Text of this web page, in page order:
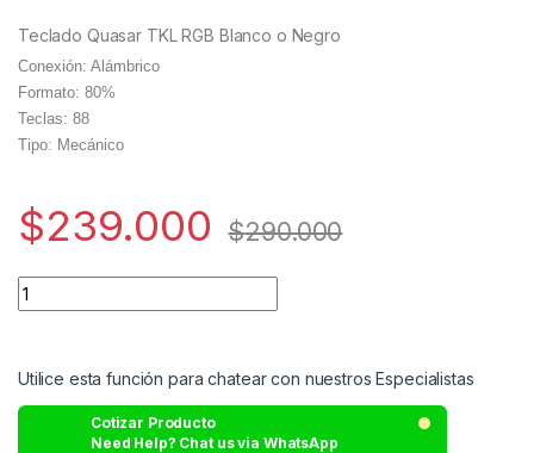
ratings
Teclado Quasar TKL RGB Blanco o Negro
Conexión: Alámbrico
Formato: 80%
Teclas: 88
Tipo: Mecánico
$239.000 $290.000
Utilice esta función para chatear con nuestros Especialistas
Cotizar Producto
Need Help? Chat us via WhatsApp